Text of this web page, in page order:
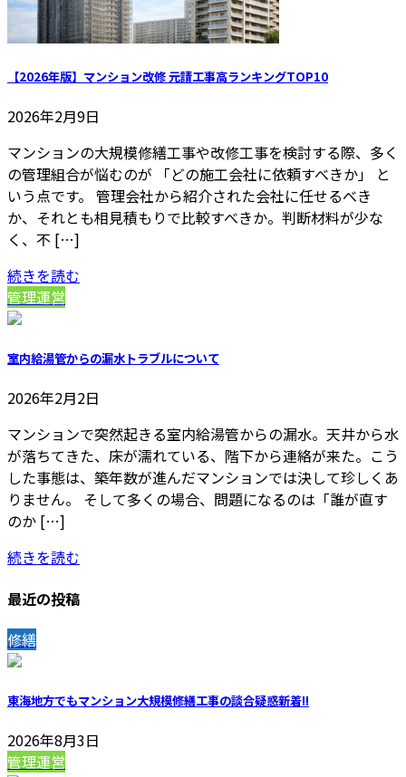
【2026年版】マンション改修 元請工事高ランキングTOP10
2026年2月9日
マンションの大規模修繕工事や改修工事を検討する際、多く
の管理組合が悩むのが 「どの施工会社に依頼すべきか」 と
いう点です。 管理会社から紹介された会社に任せるべき
か、それとも相見積もりで比較すべきか。判断材料が少な
く、不 […]
続きを読む
管理運営
室内給湯管からの漏水トラブルについて
2026年2月2日
マンションで突然起きる室内給湯管からの漏水。天井から水
が落ちてきた、床が濡れている、階下から連絡が来た。こう
した事態は、築年数が進んだマンションでは決して珍しくあ
りません。 そして多くの場合、問題になるのは「誰が直す
のか […]
続きを読む
最近の投稿
修繕
東海地方でもマンション大規模修繕工事の談合疑惑新着!!
2026年8月3日
管理運営